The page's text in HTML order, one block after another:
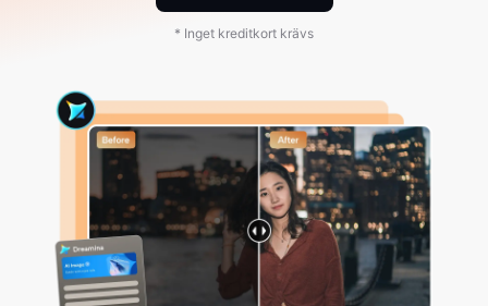
* Inget kreditkort krävs